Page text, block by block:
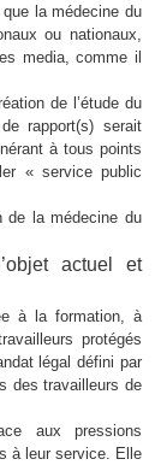
la médecine du
ou nationaux,
media, comme il
de l’étude du
rapport(s) serait
à tous points
« service public
de la médecine du
actuel et
à la formation, à
protégés
légal défini par
des travailleurs de
aux pressions
à leur service. Elle